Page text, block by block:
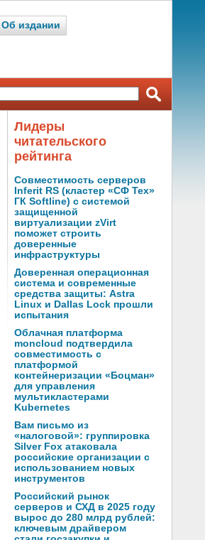
Об издании
Лидеры
читательского
рейтинга
Совместимость серверов
Inferit RS (кластер «СФ Тех»
ГК Softline) с системой
защищенной
виртуализации zVirt
поможет строить
доверенные
инфраструктуры
Доверенная операционная
система и современные
средства защиты: Astra
Linux и Dallas Lock прошли
испытания
Облачная платформа
moncloud подтвердила
совместимость с
платформой
контейнеризации «Боцман»
для управления
мультикластерами
Kubernetes
Вам письмо из
«налоговой»: группировка
Silver Fox атаковала
российские организации с
использованием новых
инструментов
Российский рынок
серверов и СХД в 2025 году
вырос до 280 млрд рублей:
ключевым драйвером